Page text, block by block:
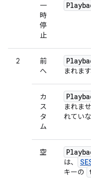
一
時
停
止
2
前
へ
まれます
カ
ス
タ
ム
まれませ
れてい
空
は、
キーの